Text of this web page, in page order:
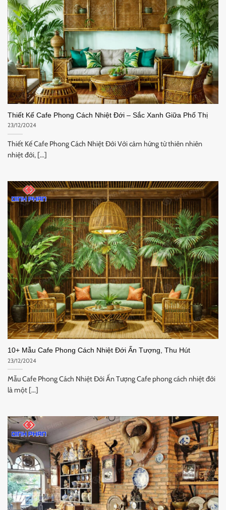
Thiết Kế Cafe Phong Cách Nhiệt Đới – Sắc Xanh Giữa Phố Thị
23/12/2024
Thiết Kế Cafe Phong Cách Nhiệt Đới Với cảm hứng từ thiên nhiên
nhiệt đới, [...]
10+ Mẫu Cafe Phong Cách Nhiệt Đới Ấn Tượng, Thu Hút
23/12/2024
Mẫu Cafe Phong Cách Nhiệt Đới Ấn Tượng Cafe phong cách nhiệt đới
là một [...]